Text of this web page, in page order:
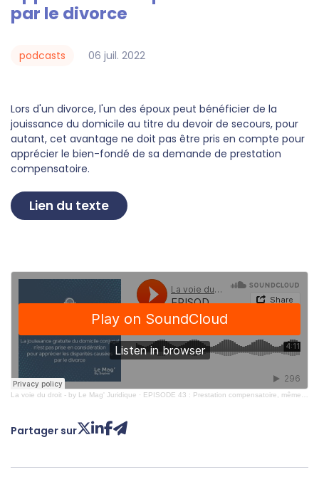
par le divorce
06 juil. 2022
podcasts
Lors d'un divorce, l'un des époux peut bénéficier de la
jouissance du domicile au titre du devoir de secours, pour
autant, cet avantage ne doit pas être pris en compte pour
apprécier le bien-fondé de sa demande de prestation
compensatoire.
Lien du texte
La voie du droit - by Le Mag' Juridique · EPISODE 43 : Prestation compensatoire, même après 7 ans de jouissance gratuite du logement
Partager sur